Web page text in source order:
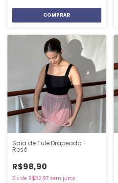
Saia de Tule Drapeada -
Rosê
R$98,90
3 x de R$32,97 sem juros